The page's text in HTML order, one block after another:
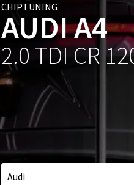
CHIPTUNING
AUDI A4
2.0 TDI CR